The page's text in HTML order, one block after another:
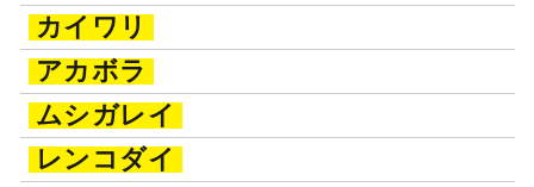
カイワリ
アカボラ
ムシガレイ
レンコダイ